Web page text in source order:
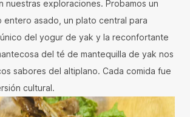
nuestras exploraciones. Probamos un
asado, un plato central para
del yogur de yak y la reconfortante
del té de mantequilla de yak nos
sabores del altiplano. Cada comida fue
cultural.